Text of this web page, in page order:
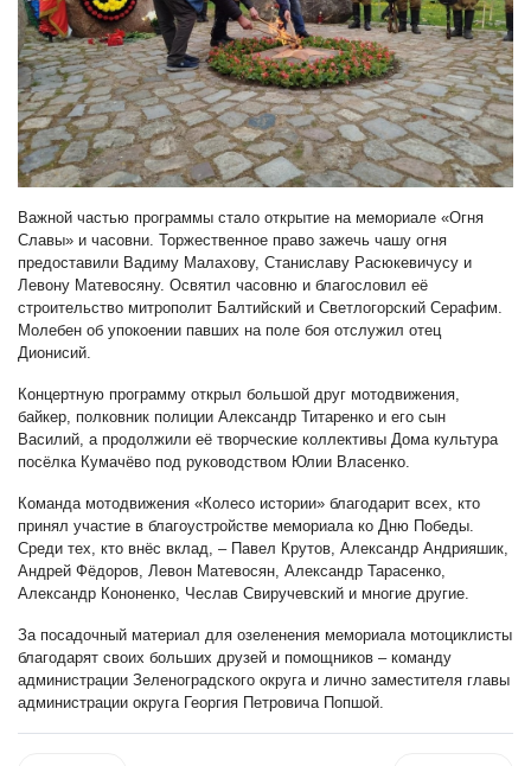
Важной частью программы стало открытие на мемориале «Огня
Славы» и часовни. Торжественное право зажечь чашу огня
предоставили Вадиму Малахову, Станиславу Расюкевичусу и
Левону Матевосяну. Освятил часовню и благословил её
строительство митрополит Балтийский и Светлогорский Серафим.
Молебен об упокоении павших на поле боя отслужил отец
Дионисий.
Концертную программу открыл большой друг мотодвижения,
байкер, полковник полиции Александр Титаренко и его сын
Василий, а продолжили её творческие коллективы Дома культура
посёлка Кумачёво под руководством Юлии Власенко.
Команда мотодвижения «Колесо истории» благодарит всех, кто
принял участие в благоустройстве мемориала ко Дню Победы.
Среди тех, кто внёс вклад, – Павел Крутов, Александр Андрияшик,
Андрей Фёдоров, Левон Матевосян, Александр Тарасенко,
Александр Кононенко, Чеслав Свиручевский и многие другие.
За посадочный материал для озеленения мемориала мотоциклисты
благодарят своих больших друзей и помощников – команду
администрации Зеленоградского округа и лично заместителя главы
администрации округа Георгия Петровича Попшой.